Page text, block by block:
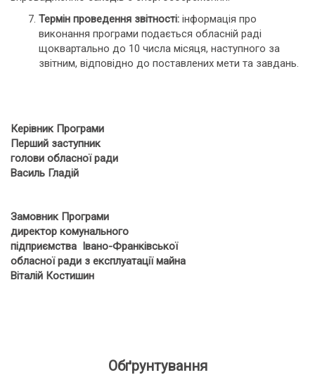
Термін проведення звітності: інформація про
виконання програми подається обласній раді
щоквартально до 10 числа місяця, наступного за
звітним, відповідно до поставлених мети та завдань.
Керівник Програми
Перший заступник
голови обласної ради
Василь Гладій
Замовник Програми
директор комунального
підприємства Івано-Франківської
обласної ради з експлуатації майна
Віталій Костишин
Обґрунтування